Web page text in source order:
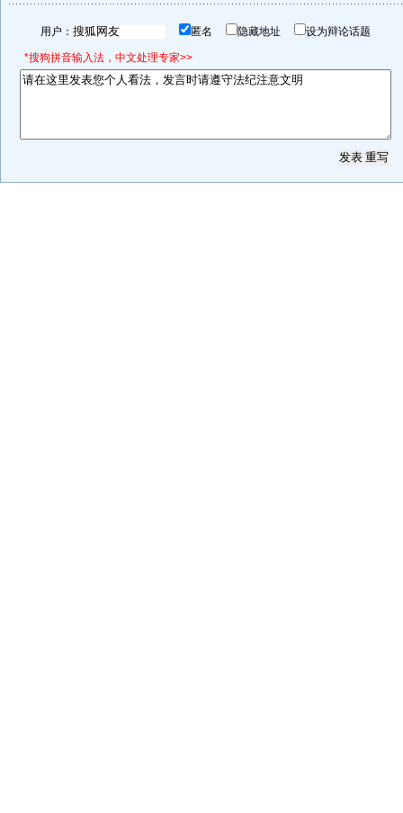
用户： 匿名 隐藏地址 设为辩论话题
*搜狗拼音输入法，中文处理专家>>